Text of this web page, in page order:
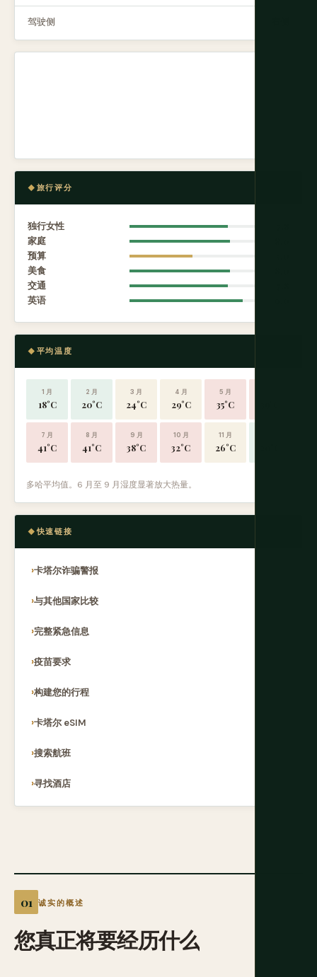
诚实的概述
您真正将要经历什么
驾驶侧
旅行评分
独行女性
家庭
预算
美食
交通
英语
平均温度
1 月
18°C
2 月
20°C
3 月
24°C
4 月
29°C
5 月
35°C
7 月
41°C
8 月
41°C
9 月
38°C
10 月
32°C
11 月
26°C
多哈平均值。6 月至 9 月湿度显著放大热量。
快速链接
卡塔尔诈骗警报
与其他国家比较
完整紧急信息
疫苗要求
构建您的行程
卡塔尔 eSIM
搜索航班
寻找酒店